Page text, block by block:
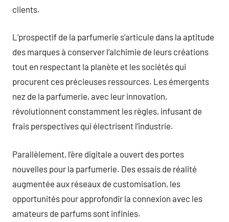
clients.
L’prospectif de la parfumerie s’articule dans la aptitude
des marques à conserver l’alchimie de leurs créations
tout en respectant la planète et les sociétés qui
procurent ces précieuses ressources. Les émergents
nez de la parfumerie, avec leur innovation,
révolutionnent constamment les règles, infusant de
frais perspectives qui électrisent l’industrie.
Parallèlement, l’ère digitale a ouvert des portes
nouvelles pour la parfumerie. Des essais de réalité
augmentée aux réseaux de customisation, les
opportunités pour approfondir la connexion avec les
amateurs de parfums sont infinies.